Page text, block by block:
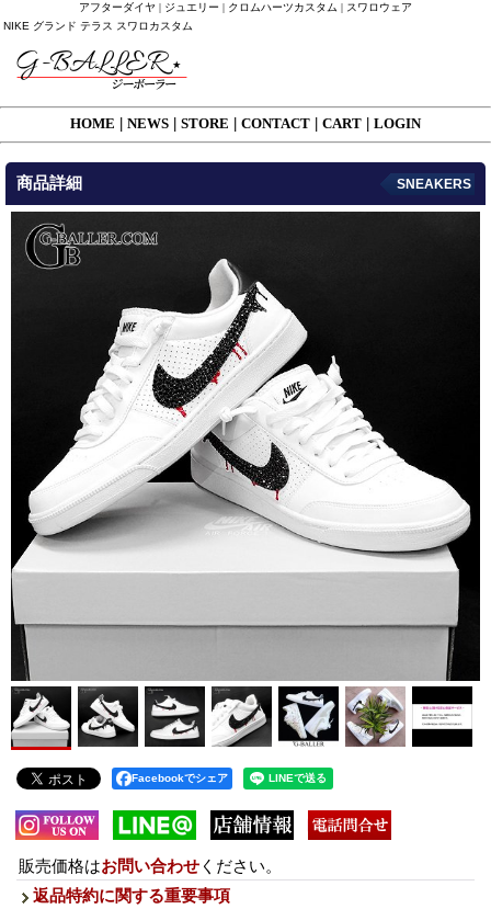
アフターダイヤ | ジュエリー | クロムハーツカスタム | スワロウェア
NIKE グランド テラス スワロカスタム
HOME NEWS STORE CONTACT CART LOGIN
商品詳細 SNEAKERS
Facebookでシェア
販売価格はお問い合わせ ください。
返品特約に関する重要事項